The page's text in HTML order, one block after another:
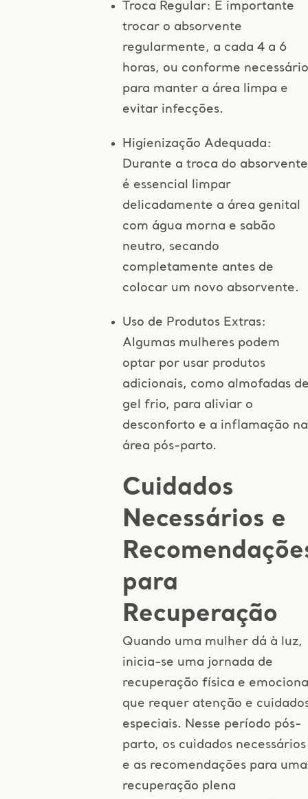
Troca Regular: É importante
trocar o absorvente
regularmente, a cada 4 a 6
horas, ou conforme
para manter a área limpa e
evitar infecções.
Higienização Adequada:
Durante a troca do
é essencial limpar
delicadamente a área genital
com água morna e sabão
neutro, secando
completamente antes de
colocar um novo absorvente.
Uso de Produtos Extras:
Algumas mulheres podem
optar por usar produtos
adicionais, como almofadas
gel frio, para aliviar o
desconforto e a inflamação na
área pós-parto.
Cuidados
Necessários e
para
Recuperação
Quando uma mulher dá à luz,
inicia-se uma jornada de
recuperação física e
que requer atenção e
especiais. Nesse período pós-
parto, os cuidados necessários
e as recomendações para uma
recuperação plena